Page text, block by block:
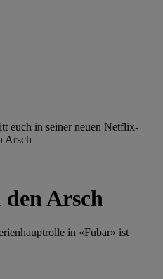
euch in seiner neuen Netflix-
Arsch
Arsch
in «Fubar» ist